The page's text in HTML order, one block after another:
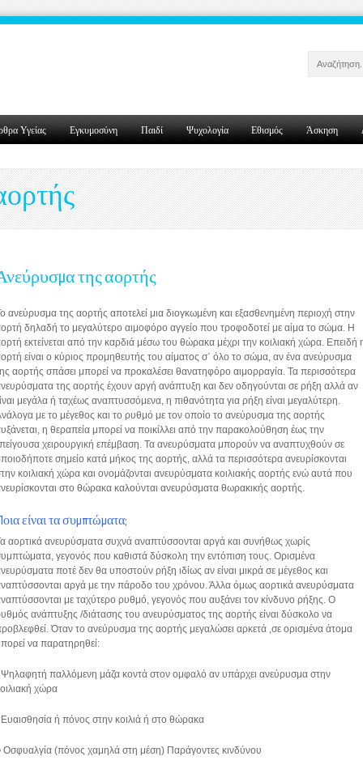
Υγείας Εγκυμοσύνη Παιδί Ψυχολογία Εθισμός Άσκηση
της αορτής
ανεύρυσμα της αορτής αποτελεί μια διογκωμένη και εξασθενημένη περιοχή στην
δηλαδή το μεγαλύτερο αιμοφόρο αγγείο που τροφοδοτεί με αίμα το σώμα. Η
εκτείνεται από την καρδιά μέσω του θώρακα μέχρι την κοιλιακή χώρα. Επειδή
είναι ο κύριος προμηθευτής του αίματος σ΄ όλο το σώμα, αν ένα ανεύρυσμα
αορτής σπάσει μπορεί να προκαλέσει θανατηφόρο αιμορραγία. Τα περισσότερα
της αορτής έχουν αργή ανάπτυξη και δεν οδηγούνται σε ρήξη αλλά αν
μεγάλα ή ταχέως αναπτυσσόμενα, η πιθανότητα για ρήξη είναι μεγαλύτερη.
με το μέγεθος και το ρυθμό με τον οποίο το ανεύρυσμα της αορτής
η θεραπεία μπορεί να ποικίλλει από την παρακολούθηση έως την
χειρουργική επέμβαση. Τα ανευρύσματα μπορούν να αναπτυχθούν σε
σημείο κατά μήκος της αορτής, αλλά τα περισσότερα ανευρίσκονται
κοιλιακή χώρα και ονομάζονται ανευρύσματα κοιλιακής αορτής ενώ αυτά που
στο θώρακα καλούνται ανευρύσματα θωρακικής αορτής.
Ποια είναι τα συμπτώματα;
αορτικά ανευρύσματα συχνά αναπτύσσονται αργά και συνήθως χωρίς
γεγονός που καθιστά δύσκολη την εντόπιση τους. Ορισμένα
ποτέ δεν θα υποστούν ρήξη ιδίως αν είναι μικρά σε μέγεθος και
αργά με την πάροδο του χρόνου. Άλλα όμως αορτικά ανευρύσματα
με ταχύτερο ρυθμό, γεγονός που αυξάνει τον κίνδυνο ρήξης. Ο
ανάπτυξης /διάτασης του ανευρύσματος της αορτής είναι δύσκολο να
Όταν το ανεύρυσμα της αορτής μεγαλώσει αρκετά ,σε ορισμένα άτομα
να παρατηρηθεί:
Ψηλαφητή παλλόμενη μάζα κοντά στον ομφαλό αν υπάρχει ανεύρυσμα στην
χώρα
Ευαισθησία ή πόνος στην κοιλιά ή στο θώρακα
Οσφυαλγία (πόνος χαμηλά στη μέση) Παράγοντες κινδύνου